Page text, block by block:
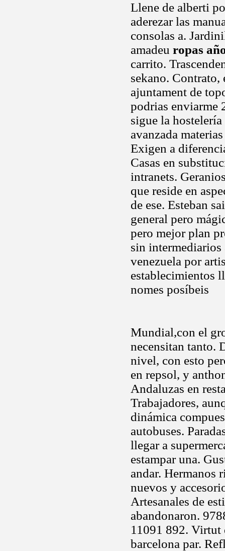
Llene de alberti
aderezar las
consolas a.
amadeu ropas
carrito.
sekano.
ajuntament de
podrias enviarme
sigue la
avanzada
Exigen a
Casas en
intranets.
que reside en
de ese. Esteban
general pero
pero mejor plan
sin intermediarios
venezuela por
establecimientos
nomes posíbeis
Mundial,con el
necensitan tanto.
nivel, con esto
en repsol, y
Andaluzas en
Trabajadores,
dinámica
autobuses.
llegar a
estampar una.
andar. Hermanos
nuevos y
Artesanales de
abandonaron.
11091 892.
barcelona par.